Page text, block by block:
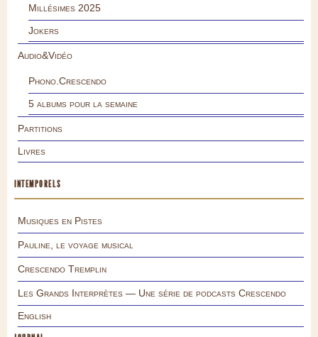
Millésimes 2025
Jokers
Audio&Vidéo
Phono.Crescendo
5 albums pour la semaine
Partitions
Livres
INTEMPORELS
Musiques en Pistes
Pauline, le voyage musical
Crescendo Tremplin
Les Grands Interprètes — Une série de podcasts Crescendo
English